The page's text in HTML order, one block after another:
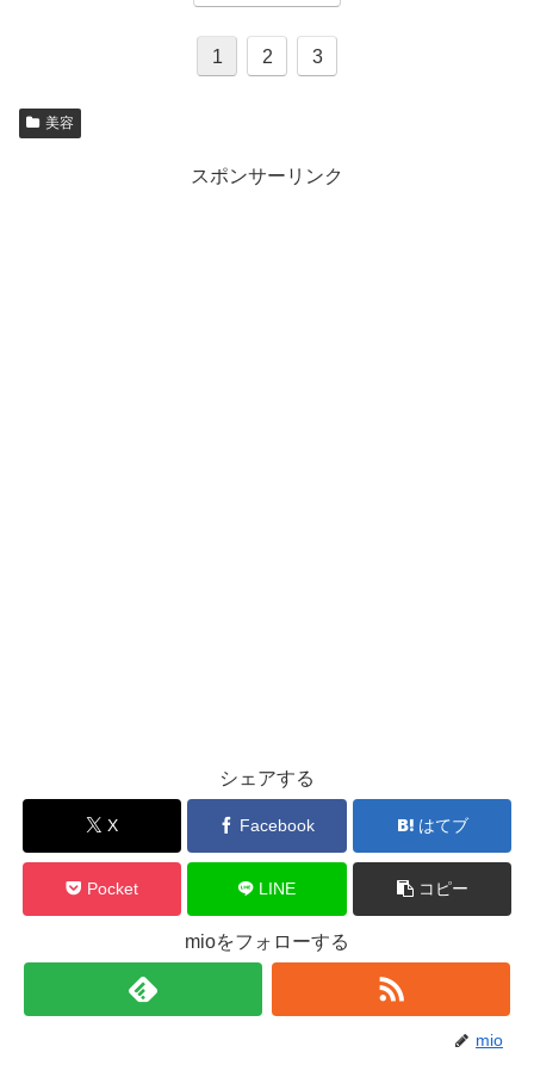
1 2 3
美容
スポンサーリンク
シェアする
X Facebook はてブ
Pocket LINE コピー
mioをフォローする
mio